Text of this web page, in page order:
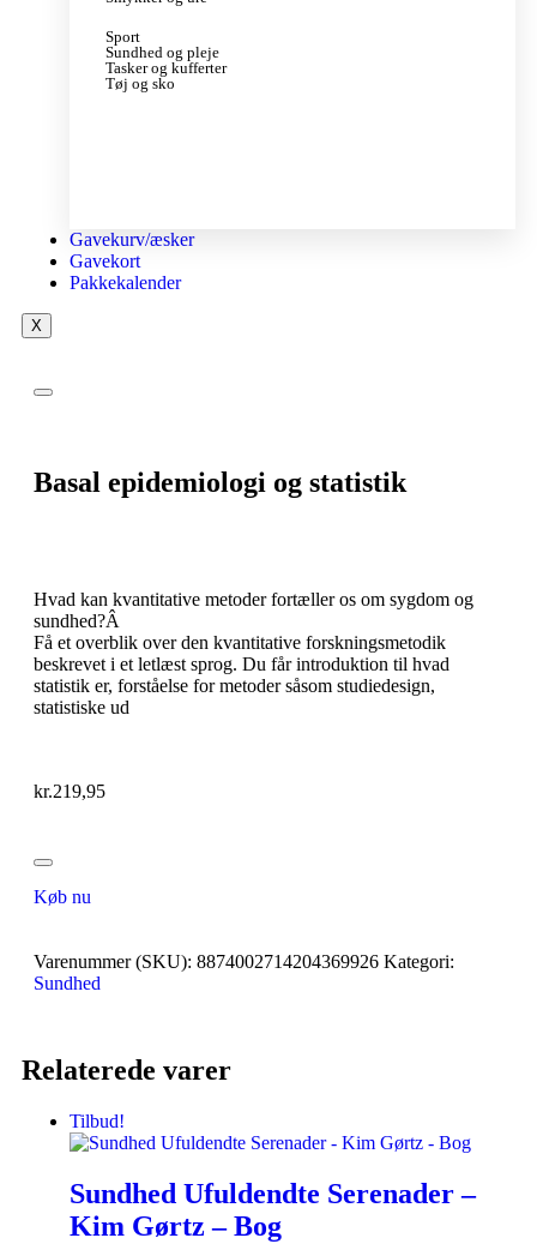
Sport
Sundhed og pleje
Tasker og kufferter
Tøj og sko
Gavekurv/æsker
Gavekort
Pakkekalender
X
Basal epidemiologi og statistik
Hvad kan kvantitative metoder fortæller os om sygdom og
sundhed?Â
Få et overblik over den kvantitative forskningsmetodik
beskrevet i et letlæst sprog. Du får introduktion til hvad
statistik er, forståelse for metoder såsom studiedesign,
statistiske ud
kr.219,95
Køb nu
Varenummer (SKU): 8874002714204369926 Kategori:
Sundhed
Relaterede varer
Tilbud!
Sundhed Ufuldendte Serenader –
Kim Gørtz – Bog